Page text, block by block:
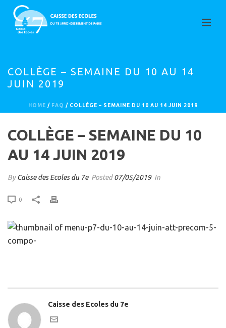
COLLÈGE – SEMAINE DU 10 AU 14
JUIN 2019
HOME / FAQ / COLLÈGE – SEMAINE DU 10 AU 14 JUIN 2019
COLLÈGE – SEMAINE DU 10
AU 14 JUIN 2019
ByCaisse des Ecoles du 7e Posted07/05/2019 In
0
Caisse des Ecoles du 7e